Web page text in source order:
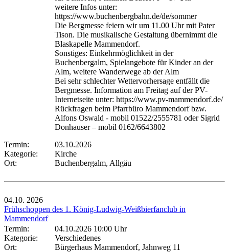
weitere Infos unter:
https://www.buchenbergbahn.de/de/sommer
Die Bergmesse feiern wir um 11.00 Uhr mit Pater
Tison. Die musikalische Gestaltung übernimmt die
Blaskapelle Mammendorf.
Sonstiges: Einkehrmöglichkeit in der
Buchenbergalm, Spielangebote für Kinder an der
Alm, weitere Wanderwege ab der Alm
Bei sehr schlechter Wettervorhersage entfällt die
Bergmesse. Information am Freitag auf der PV-
Internetseite unter: https://www.pv-mammendorf.de/
Rückfragen beim Pfarrbüro Mammendorf bzw.
Alfons Oswald - mobil 01522/2555781 oder Sigrid
Donhauser – mobil 0162/6643802
Termin:
03.10.2026
Kategorie:
Kirche
Ort:
Buchenbergalm, Allgäu
04.10. 2026
Frühschoppen des 1. König-Ludwig-Weißbierfanclub in
Mammendorf
Termin:
04.10.2026 10:00 Uhr
Kategorie:
Verschiedenes
Ort:
Bürgerhaus Mammendorf, Jahnweg 11